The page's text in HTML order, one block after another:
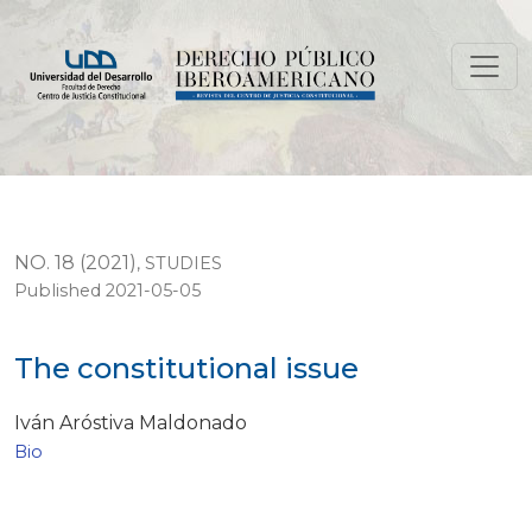
NO. 18 (2021), STUDIES
The constitutional issue
Published 2021-05-05
Iván Aróstiva Maldonado
Bio